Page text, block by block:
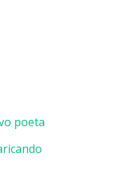
poeta